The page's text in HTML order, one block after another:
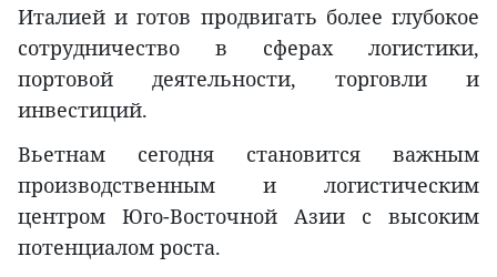
Италией и готов продвигать более глубокое
сотрудничество в сферах логистики,
портовой деятельности, торговли и
инвестиций.
Вьетнам сегодня становится важным
производственным и логистическим
центром Юго-Восточной Азии с высоким
потенциалом роста.